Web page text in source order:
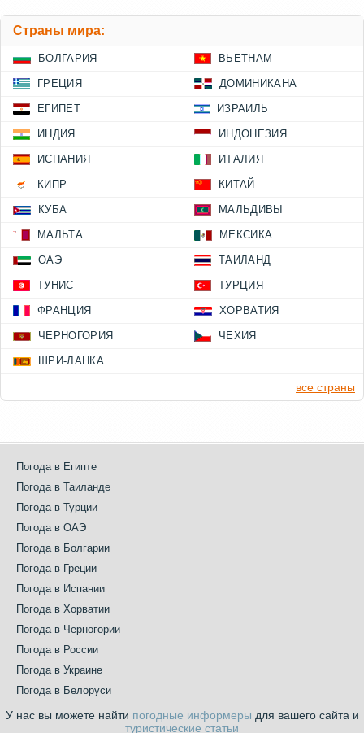
Страны мира:
БОЛГАРИЯ ВЬЕТНАМ
ГРЕЦИЯ ДОМИНИКАНА
ЕГИПЕТ ИЗРАИЛЬ
ИНДИЯ ИНДОНЕЗИЯ
ИСПАНИЯ ИТАЛИЯ
КИПР КИТАЙ
КУБА МАЛЬДИВЫ
МАЛЬТА МЕКСИКА
ОАЭ ТАИЛАНД
ТУНИС ТУРЦИЯ
ФРАНЦИЯ ХОРВАТИЯ
ЧЕРНОГОРИЯ ЧЕХИЯ
ШРИ-ЛАНКА
все страны
Погода в Египте
Погода в Таиланде
Погода в Турции
Погода в ОАЭ
Погода в Болгарии
Погода в Греции
Погода в Испании
Погода в Хорватии
Погода в Черногории
Погода в России
Погода в Украине
Погода в Белоруси
У нас вы можете найти погодные информеры для вашего сайта и
туристические статьи